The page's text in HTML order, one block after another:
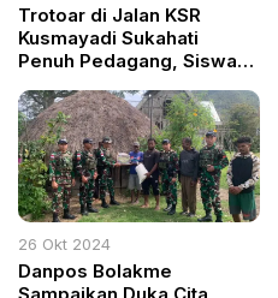
Trotoar di Jalan KSR
Kusmayadi Sukahati
Penuh Pedagang, Siswa
Jalan
26 Okt 2024
Danpos Bolakme